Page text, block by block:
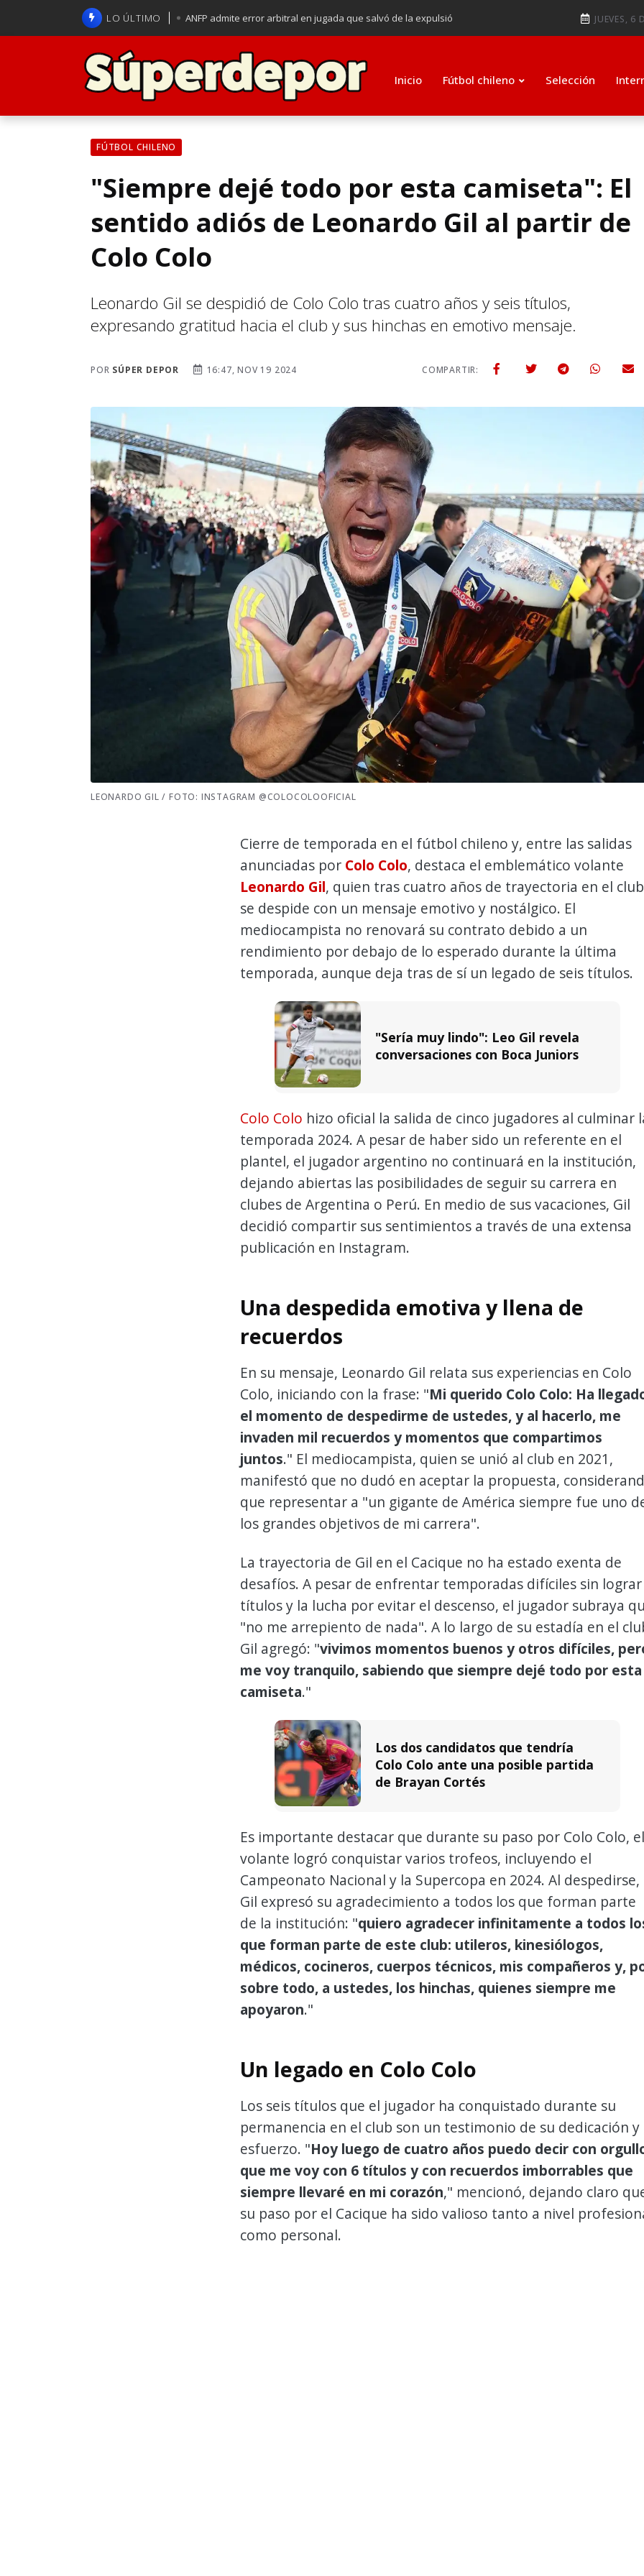
LO ÚLTIMO ANFP admite error arbitral en jugada que salvó de la expulsió
La U se aferra a la esperanza de clasificar a octavos de
Brasil anuncia a Carlo Ancelotti como su nuevo entrenador para
JUEVES, 6
Inicio Fútbol chileno Selección
FÚTBOL CHILENO
"Siempre dejé todo por esta camiseta": El
sentido adiós de Leonardo Gil al partir de
Colo Colo
Leonardo Gil se despidió de Colo Colo tras cuatro años y seis títulos,
expresando gratitud hacia el club y sus hinchas en emotivo mensaje.
POR SÚPER DEPOR 16:47, NOV 19 2024 COMPARTIR:
LEONARDO GIL / FOTO: INSTAGRAM @COLOCOLOOFICIAL
Cierre de temporada en el fútbol chileno y, entre las salidas
anunciadas por Colo Colo, destaca el emblemático volante
Leonardo Gil, quien tras cuatro años de trayectoria en el
se despide con un mensaje emotivo y nostálgico. El
mediocampista no renovará su contrato debido a un
rendimiento por debajo de lo esperado durante la última
temporada, aunque deja tras de sí un legado de seis títulos.
"Sería muy lindo": Leo Gil revela
conversaciones con Boca Juniors
Colo Colo hizo oficial la salida de cinco jugadores al culminar
temporada 2024. A pesar de haber sido un referente en el
plantel, el jugador argentino no continuará en la institución,
dejando abiertas las posibilidades de seguir su carrera en
clubes de Argentina o Perú. En medio de sus vacaciones, Gil
decidió compartir sus sentimientos a través de una extensa
publicación en Instagram.
Una despedida emotiva y llena de
recuerdos
En su mensaje, Leonardo Gil relata sus experiencias en Colo
Colo, iniciando con la frase: "Mi querido Colo Colo: Ha
el momento de despedirme de ustedes, y al hacerlo, me
invaden mil recuerdos y momentos que compartimos
juntos." El mediocampista, quien se unió al club en 2021,
manifestó que no dudó en aceptar la propuesta,
que representar a "un gigante de América siempre fue uno
los grandes objetivos de mi carrera".
La trayectoria de Gil en el Cacique no ha estado exenta de
desafíos. A pesar de enfrentar temporadas difíciles sin lograr
títulos y la lucha por evitar el descenso, el jugador subraya
"no me arrepiento de nada". A lo largo de su estadía en el
Gil agregó: "vivimos momentos buenos y otros difíciles,
me voy tranquilo, sabiendo que siempre dejé todo por esta
camiseta."
Los dos candidatos que tendría
Colo Colo ante una posible partida
de Brayan Cortés
Es importante destacar que durante su paso por Colo Colo, el
volante logró conquistar varios trofeos, incluyendo el
Campeonato Nacional y la Supercopa en 2024. Al despedirse,
Gil expresó su agradecimiento a todos los que forman parte
de la institución: "quiero agradecer infinitamente a todos
que forman parte de este club: utileros, kinesiólogos,
médicos, cocineros, cuerpos técnicos, mis compañeros y,
sobre todo, a ustedes, los hinchas, quienes siempre me
apoyaron."
Un legado en Colo Colo
Los seis títulos que el jugador ha conquistado durante su
permanencia en el club son un testimonio de su dedicación y
esfuerzo. "Hoy luego de cuatro años puedo decir con
que me voy con 6 títulos y con recuerdos imborrables que
siempre llevaré en mi corazón," mencionó, dejando claro
su paso por el Cacique ha sido valioso tanto a nivel
como personal.